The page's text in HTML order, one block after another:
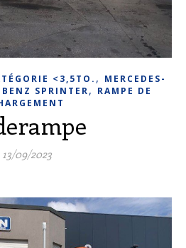
<3,5TO. , MERCEDES-
BENZ SPRINTER, RAMPE DE
13/09/2023